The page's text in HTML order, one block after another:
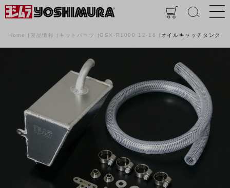
Home 製品情報 キットパーツ GSX-R1000 12-16 オイルキャッチタンク